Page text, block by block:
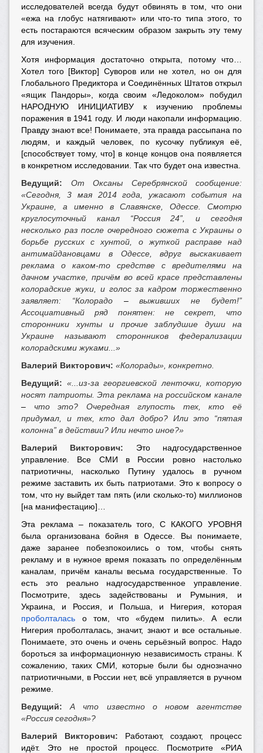
исследователей всегда будут обвинять в том, что они
«ежа на глобус натягивают» или что-то типа этого, то
есть постараются всяческим образом закрыть эту тему
для изучения.
Хотя информация достаточно открыта, потому что…
Хотел того [Виктор] Суворов или не хотел, но он для
Глобального Предиктора и Соединённых Штатов открыл
«ящик Пандоры», когда своим «Ледоколом» побудил
НАРОДНУЮ ИНИЦИАТИВУ к изучению проблемы
поражения в 1941 году. И люди накопали информацию.
Правду знают все! Понимаете, эта правда рассыпана по
людям, и каждый человек, по кусочку публикуя её,
[способствует тому, что] в конце концов она появляется
в конкретном исследовании. Так что будет она известна.
Ведущий:
От Оксаны Серебрянской сообщение:
«Сегодня, 3 мая 2014 года, ужасают события на
Украине, а именно в Славянске, Одессе. Смотрю
круглосуточный канал “Россия 24”, и сегодня
несколько раз после очередного сюжета с Украины о
борьбе русских с хунтой, о жуткой расправе над
антимайдановцами в Одессе, вдруг выскакивает
реклама о каком-то средстве с вредителями на
дачном участке, причём во всей красе представлены
колорадские жуки, и голос за кадром торжественно
заявляет: “Колорадо –выживших не будет!”
Ассоциативный ряд понятен: не секрет, что
сторонники хунты и прочие заблудшие души на
Украине называют сторонников федерализации
колорадскими жуками...»
Валерий Викторович: «Колорады», конкретно.
Ведущий: «...из-за георгиевской ленточки, которую
носят патриоты. Эта реклама на российском канале
– что это? Очередная глупость тех, кто её
придумал, и тех, кто дал добро? Или это “пятая
колонна” в действии? Или нечто иное?»
Валерий Викторович: Это надгосударственное
управление. Все СМИ в России ровно настолько
патриотичны, насколько Путину удалось в ручном
режиме заставить их быть патриотами. Это к вопросу о
том, что ну выйдет там пять (или сколько-то) миллионов
[на манифестацию]…
Эта реклама – показатель того, С КАКОГО УРОВНЯ
была организована бойня в Одессе. Вы понимаете,
даже заранее побезпокоились о том, чтобы снять
рекламу и в нужное время показать по определённым
каналам, причём каналы весьма государственные. То
есть это реально надгосударственное управление.
Посмотрите, здесь задействованы и Румыния, и
Украина, и Россия, и Польша, и Нигерия, которая
проболталась о том, что «будем пилить». А если
Нигерия проболталась, значит, знают и все остальные.
Понимаете, это очень и очень серьёзный вопрос. Надо
бороться за информационную независимость страны. К
сожалению, таких СМИ, которые были бы однозначно
патриотичными, в России нет, всё управляется в ручном
режиме.
Ведущий:
А что известно о новом агентстве
«Россия сегодня»?
Валерий Викторович: Работают, создают, процесс
идёт. Это не простой процесс. Посмотрите «РИА